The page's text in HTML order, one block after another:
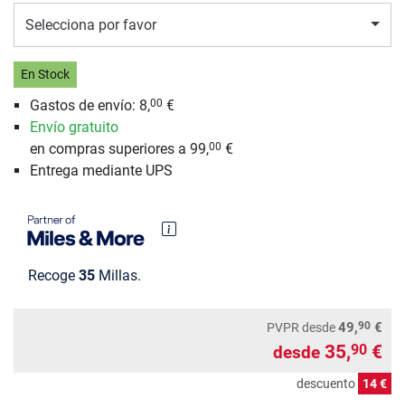
Selecciona por favor
En Stock
Gastos de envío: 8,00 €
Envío gratuito
en compras superiores a 99,00 €
Entrega mediante UPS
Recoge 35 Millas.
PVPR desde49,90 €
desde 35,90 €
descuento 14 €